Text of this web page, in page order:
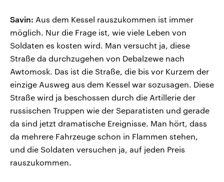
Savin: Aus dem Kessel rauszukommen ist immer
möglich. Nur die Frage ist, wie viele Leben von
Soldaten es kosten wird. Man versucht ja, diese
Straße da durchzugehen von Debalzewe nach
Awtomosk. Das ist die Straße, die bis vor Kurzem der
einzige Ausweg aus dem Kessel war sozusagen. Diese
Straße wird ja beschossen durch die Artillerie der
russischen Truppen wie der Separatisten und gerade
da sind jetzt dramatische Ereignisse. Man hört, dass
da mehrere Fahrzeuge schon in Flammen stehen,
und die Soldaten versuchen ja, auf jeden Preis
rauszukommen.